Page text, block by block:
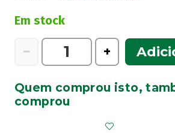
Em stock
−
Quantidade
50mg
10
+
Quem comprou isto,
comprou